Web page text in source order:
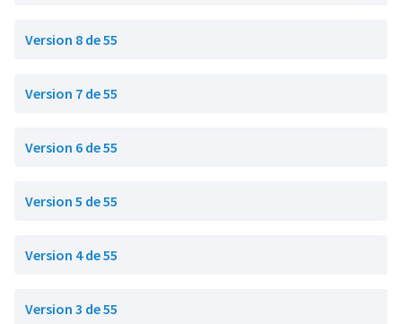
Version 8 de 55
Version 7 de 55
Version 6 de 55
Version 5 de 55
Version 4 de 55
Version 3 de 55